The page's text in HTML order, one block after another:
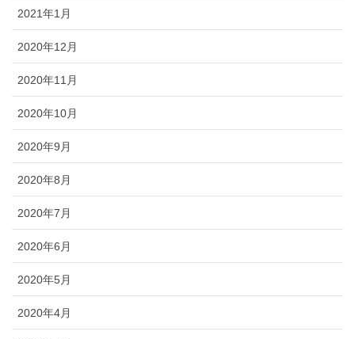
2021年1月
2020年12月
2020年11月
2020年10月
2020年9月
2020年8月
2020年7月
2020年6月
2020年5月
2020年4月